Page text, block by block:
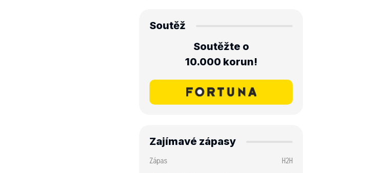
Soutěž
Soutěžte o
10.000 korun!
Zajímavé zápasy
Zápas
H2H